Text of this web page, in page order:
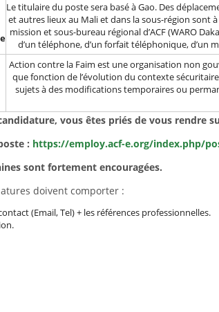
Le titulaire du poste sera basé à Gao. Des
et autres lieux au Mali et dans la sous-région sont
mission et sous-bureau régional d’ACF (WARO
d’un téléphone, d’un forfait téléphonique, d’un
Action contre la Faim est une organisation non
que fonction de l’évolution du contexte
sujets à des modifications temporaires ou
vous êtes priés de vous rendre
: https://employ.acf-e.org/index.php/
sont fortement encouragées.
doivent comporter :
(Email, Tel) + les références professionnelles.